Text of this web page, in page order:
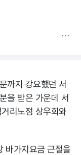
까지 강요했던 서
을 받은 가운데 서
리노점 상우회와
바가지요금 근절을